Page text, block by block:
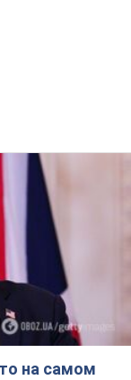
на самом